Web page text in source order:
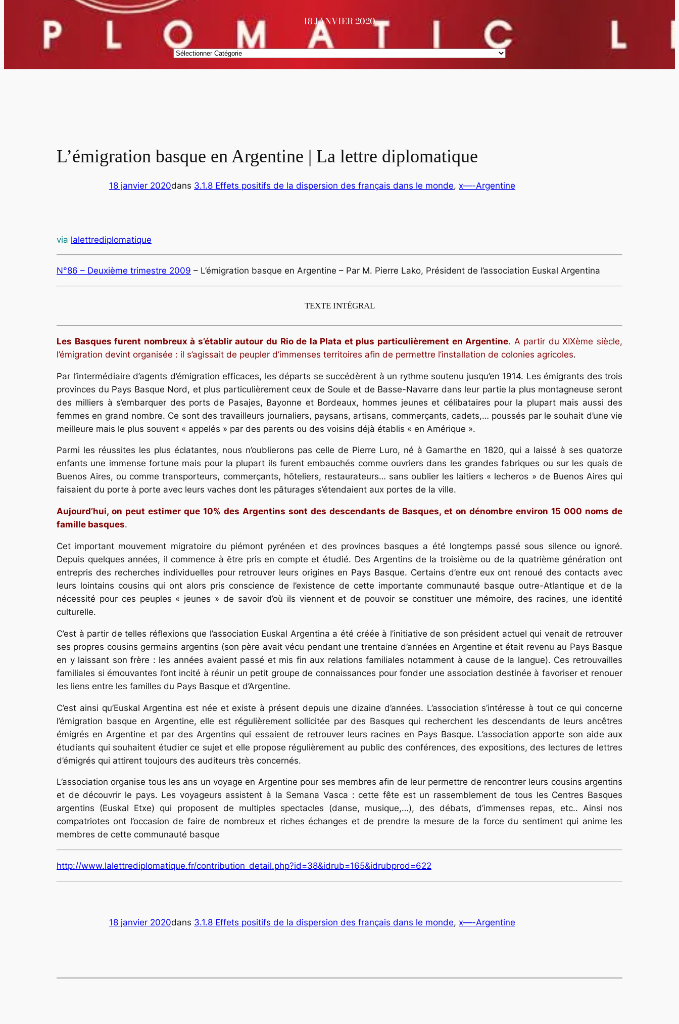
18 JANVIER 2020
Catégories
L’émigration basque en Argentine | La lettre diplomatique
18 janvier 2020dans 3.1.8 Effets positifs de la dispersion des français dans le monde, x—-Argentine
via lalettrediplomatique
N°86 – Deuxième trimestre 2009 – L’émigration basque en Argentine – Par M. Pierre Lako, Président de l’association Euskal Argentina
TEXTE INTÉGRAL
Les Basques furent nombreux à s’établir autour du Rio de la Plata et plus particulièrement en Argentine. A partir du XIXème siècle,
l’émigration devint organisée : il s’agissait de peupler d’immenses territoires afin de permettre l’installation de colonies agricoles.
Par l’intermédiaire d’agents d’émigration efficaces, les départs se succédèrent à un rythme soutenu jusqu’en 1914. Les émigrants des trois
provinces du Pays Basque Nord, et plus particulièrement ceux de Soule et de Basse-Navarre dans leur partie la plus montagneuse seront
des milliers à s’embarquer des ports de Pasajes, Bayonne et Bordeaux, hommes jeunes et célibataires pour la plupart mais aussi des
femmes en grand nombre. Ce sont des travailleurs journaliers, paysans, artisans, commerçants, cadets,… poussés par le souhait d’une vie
meilleure mais le plus souvent « appelés » par des parents ou des voisins déjà établis « en Amérique ».
Parmi les réussites les plus éclatantes, nous n’oublierons pas celle de Pierre Luro, né à Gamarthe en 1820, qui a laissé à ses quatorze
enfants une immense fortune mais pour la plupart ils furent embauchés comme ouvriers dans les grandes fabriques ou sur les quais de
Buenos Aires, ou comme transporteurs, commerçants, hôteliers, restaurateurs… sans oublier les laitiers « lecheros » de Buenos Aires qui
faisaient du porte à porte avec leurs vaches dont les pâturages s’étendaient aux portes de la ville.
Aujourd’hui, on peut estimer que 10% des Argentins sont des descendants de Basques, et on dénombre environ 15 000 noms de
famille basques.
Cet important mouvement migratoire du piémont pyrénéen et des provinces basques a été longtemps passé sous silence ou ignoré.
Depuis quelques années, il commence à être pris en compte et étudié. Des Argentins de la troisième ou de la quatrième génération ont
entrepris des recherches individuelles pour retrouver leurs origines en Pays Basque. Certains d’entre eux ont renoué des contacts avec
leurs lointains cousins qui ont alors pris conscience de l’existence de cette importante communauté basque outre-Atlantique et de la
nécessité pour ces peuples « jeunes » de savoir d’où ils viennent et de pouvoir se constituer une mémoire, des racines, une identité
culturelle.
C’est à partir de telles réflexions que l’association Euskal Argentina a été créée à l’initiative de son président actuel qui venait de retrouver
ses propres cousins germains argentins (son père avait vécu pendant une trentaine d’années en Argentine et était revenu au Pays Basque
en y laissant son frère : les années avaient passé et mis fin aux relations familiales notamment à cause de la langue). Ces retrouvailles
familiales si émouvantes l’ont incité à réunir un petit groupe de connaissances pour fonder une association destinée à favoriser et renouer
les liens entre les familles du Pays Basque et d’Argentine.
C’est ainsi qu’Euskal Argentina est née et existe à présent depuis une dizaine d’années. L’association s’intéresse à tout ce qui concerne
l’émigration basque en Argentine, elle est régulièrement sollicitée par des Basques qui recherchent les descendants de leurs ancêtres
émigrés en Argentine et par des Argentins qui essaient de retrouver leurs racines en Pays Basque. L’association apporte son aide aux
étudiants qui souhaitent étudier ce sujet et elle propose régulièrement au public des conférences, des expositions, des lectures de lettres
d’émigrés qui attirent toujours des auditeurs très concernés.
L’association organise tous les ans un voyage en Argentine pour ses membres afin de leur permettre de rencontrer leurs cousins argentins
et de découvrir le pays. Les voyageurs assistent à la Semana Vasca : cette fête est un rassemblement de tous les Centres Basques
argentins (Euskal Etxe) qui proposent de multiples spectacles (danse, musique,…), des débats, d’immenses repas, etc.. Ainsi nos
compatriotes ont l’occasion de faire de nombreux et riches échanges et de prendre la mesure de la force du sentiment qui anime les
membres de cette communauté basque
http://www.lalettrediplomatique.fr/contribution_detail.php?id=38&idrub=165&idrubprod=622
18 janvier 2020dans 3.1.8 Effets positifs de la dispersion des français dans le monde, x—-Argentine